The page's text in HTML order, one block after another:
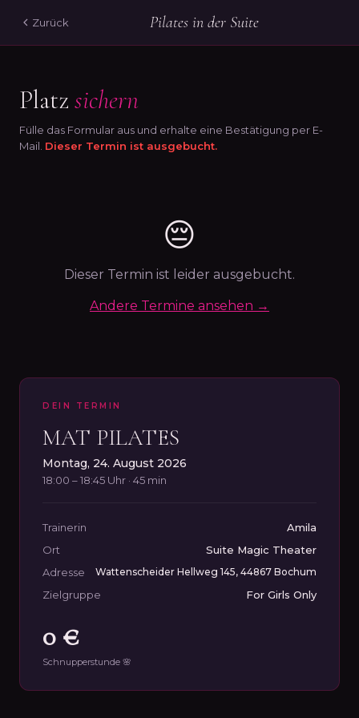
Zurück Pilates in der Suite
Platz sichern
Fülle das Formular aus und erhalte eine Bestätigung per E-
Mail. Dieser Termin ist ausgebucht.
😔
Dieser Termin ist leider ausgebucht.
Andere Termine ansehen →
DEIN TERMIN
MAT PILATES
Montag, 24. August 2026
18:00 – 18:45 Uhr · 45 min
Trainerin
Amila
Ort
Suite Magic Theater
Adresse
Wattenscheider Hellweg 145, 44867 Bochum
Zielgruppe For Girls Only
0 €
Schnupperstunde 🌸